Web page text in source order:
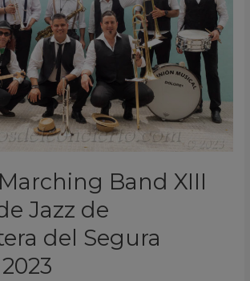
Band XIII
Jazz de
del Segura